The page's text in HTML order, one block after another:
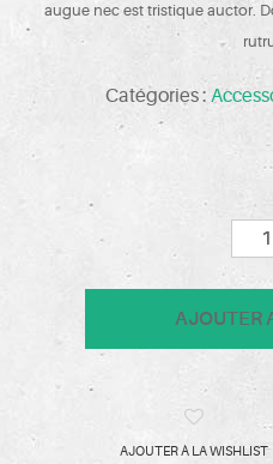
augue nec est tristique auctor.
Catégories :
AJOUTER
AJOUTER À LA WISHLIST